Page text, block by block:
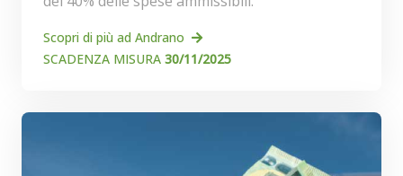
Scopri di più ad Andrano
SCADENZA MISURA 30/11/2025